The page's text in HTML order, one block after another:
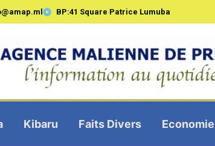
BP:41 Square Patrice Lumuba
Kibaru Faits Divers Economie